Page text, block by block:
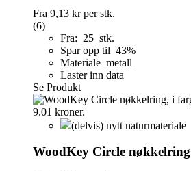
Fra 9,13 krper stk.
(6)
Fra: 25 stk.
Spar opp til 43%
Materiale metall
Laster inn data
Se Produkt
(delvis) nytt naturmateriale
WoodKey Circle nøkkelring